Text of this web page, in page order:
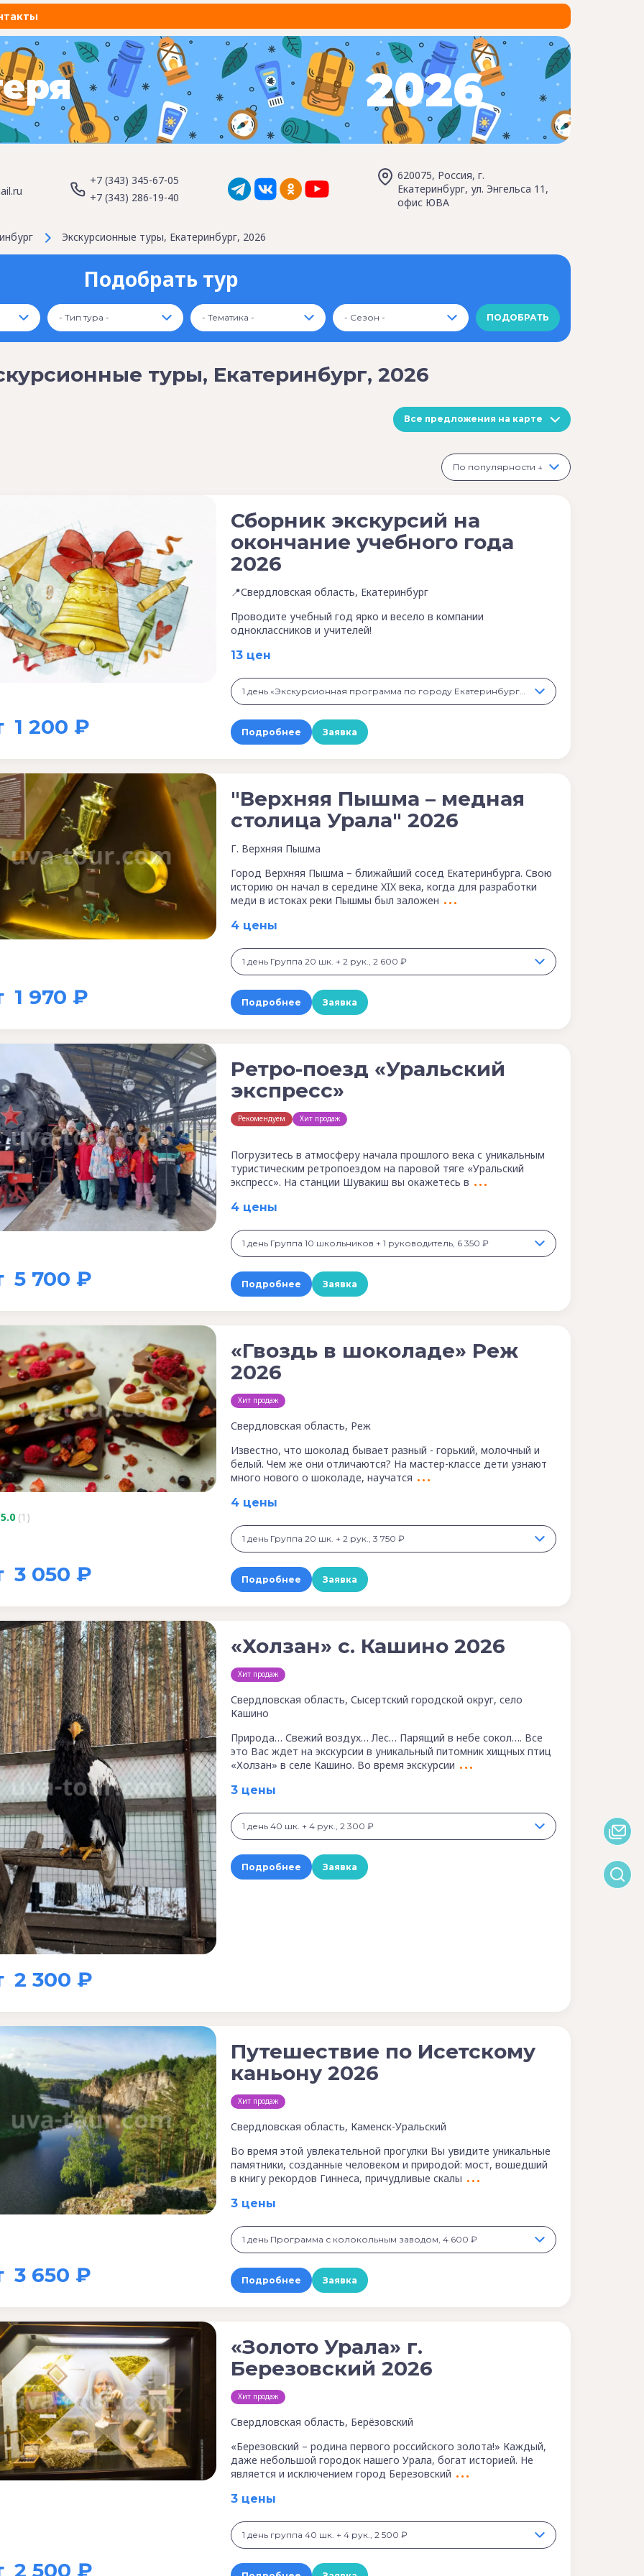
2026
+7 (343) 345-67-05
+7 (343) 286-19-40
620075, Россия, г.
Екатеринбург, ул. Энгельса 11,
офис ЮВА
Экскурсионные туры, Екатеринбург, 2026
Подобрать тур
- Тип тура - - Тематика - - Сезон -
туры, Екатеринбург, 2026
Все предложения на карте
По популярности ↓
1 200 ₽
Сборник экскурсий на
окончание учебного года
2026
📍Свердловская область, Екатеринбург
Проводите учебный год ярко и весело в компании
одноклассников и учителей!
13 цен
1 день «Экскурсионная программа по городу Екатеринбургу», 1 200 ₽
Подробнее Заявка
1 970 ₽
"Верхняя Пышма – медная
столица Урала" 2026
Г. Верхняя Пышма
Город Верхняя Пышма – ближайший сосед Екатеринбурга. Свою
историю он начал в середине XIX века, когда для разработки
меди в истоках реки Пышмы был заложен
4 цены
1 день Группа 20 шк. + 2 рук., 2 600 ₽
Подробнее Заявка
5 700 ₽
Ретро-поезд «Уральский
экспресс»
Рекомендуем Хит продаж
Погрузитесь в атмосферу начала прошлого века с уникальным
туристическим ретропоездом на паровой тяге «Уральский
экспресс». На станции Шувакиш вы окажетесь в
4 цены
1 день Группа 10 школьников + 1 руководитель, 6 350 ₽
Подробнее Заявка
5.0 (1)
3 050 ₽
«Гвоздь в шоколаде» Реж
2026
Хит продаж
Свердловская область, Реж
Известно, что шоколад бывает разный - горький, молочный и
белый. Чем же они отличаются? На мастер-классе дети узнают
много нового о шоколаде, научатся
4 цены
1 день Группа 20 шк. + 2 рук., 3 750 ₽
Подробнее Заявка
2 300 ₽
«Холзан» с. Кашино 2026
Хит продаж
Свердловская область, Сысертский городской округ, село
Кашино
Природа… Свежий воздух… Лес… Парящий в небе сокол…. Все
это Вас ждет на экскурсии в уникальный питомник хищных птиц
«Холзан» в селе Кашино. Во время экскурсии
3 цены
1 день 40 шк. + 4 рук., 2 300 ₽
Подробнее Заявка
3 650 ₽
Путешествие по Исетскому
каньону 2026
Хит продаж
Свердловская область, Каменск-Уральский
Во время этой увлекательной прогулки Вы увидите уникальные
памятники, созданные человеком и природой: мост, вошедший
в книгу рекордов Гиннеса, причудливые скалы
3 цены
1 день Программа с колокольным заводом, 4 600 ₽
Подробнее Заявка
2 500 ₽
«Золото Урала» г.
Березовский 2026
Хит продаж
Свердловская область, Берёзовский
«Березовский – родина первого российского золота!» Каждый,
даже небольшой городок нашего Урала, богат историей. Не
является и исключением город Березовский
3 цены
1 день группа 40 шк. + 4 рук., 2 500 ₽